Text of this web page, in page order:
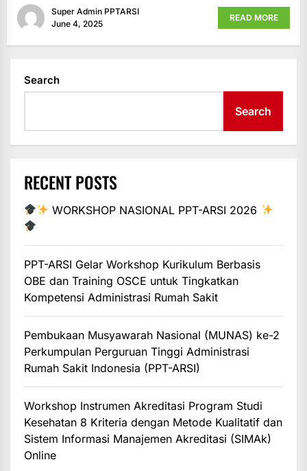
Super Admin PPTARSI
June 4, 2025
READ MORE
Search
Search
RECENT POSTS
WORKSHOP NASIONAL PPT-ARSI 2026
PPT-ARSI Gelar Workshop Kurikulum Berbasis
OBE dan Training OSCE untuk Tingkatkan
Kompetensi Administrasi Rumah Sakit
Pembukaan Musyawarah Nasional (MUNAS) ke-2
Perkumpulan Perguruan Tinggi Administrasi
Rumah Sakit Indonesia (PPT-ARSI)
Workshop Instrumen Akreditasi Program Studi
Kesehatan 8 Kriteria dengan Metode Kualitatif dan
Sistem Informasi Manajemen Akreditasi (SIMAk)
Online